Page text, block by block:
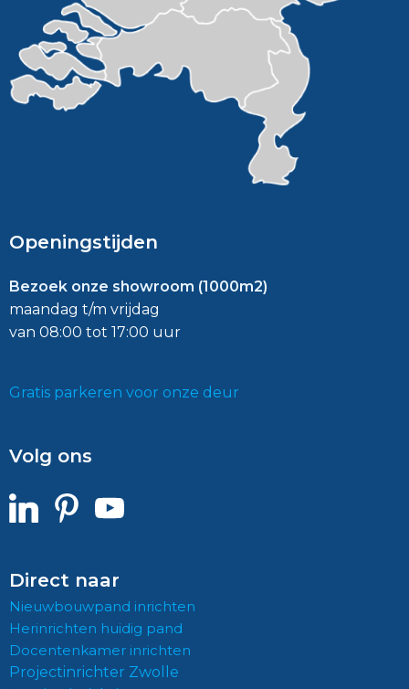
Openingstijden
Bezoek onze showroom (1000m2)
maandag t/m vrijdag
van 08:00 tot 17:00 uur
Gratis parkeren voor onze deur
Volg ons
Direct naar
Nieuwbouwpand inrichten
Herinrichten huidig pand
Docentenkamer inrichten
Projectinrichter Zwolle